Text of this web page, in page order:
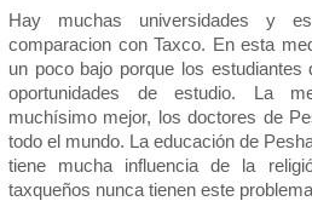
Hay muchas universidades y
comparacion con Taxco. En esta
un poco bajo porque los estudiantes
oportunidades de estudio. La
muchísimo mejor, los doctores de
todo el mundo. La educación de
tiene mucha influencia de la
taxqueños nunca tienen este